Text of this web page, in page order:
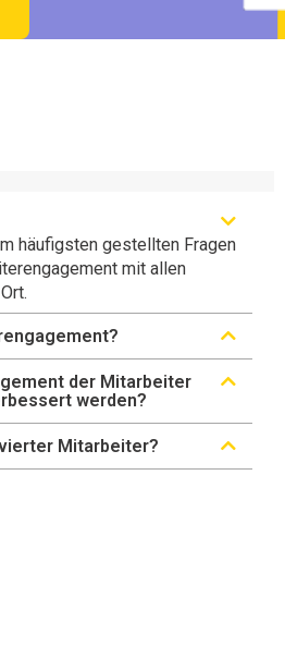
häufigsten gestellten Fragen
mit allen
der Mitarbeiter
werden?
Mitarbeiter?